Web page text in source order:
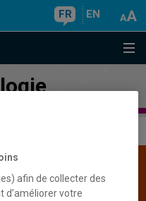
FR EN
la consulter.
afin de collecter des
votre